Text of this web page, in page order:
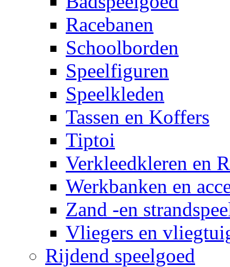
Racebanen
Schoolborden
Speelfiguren
Speelkleden
Tassen en Koffers
Tiptoi
Verkleedkleren en
Werkbanken en
Zand -en
Vliegers en
Rijdend speelgoed